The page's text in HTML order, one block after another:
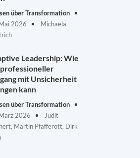
über Transformation
2026
Michaela
Leadership: Wie
mit Unsicherheit
kann
über Transformation
2026
Judit
Martin Pfafferott, Dirk